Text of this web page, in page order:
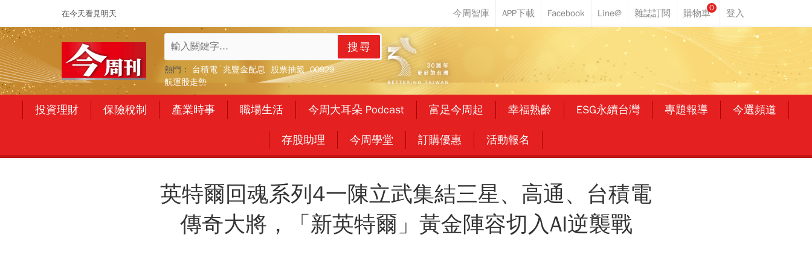
在今天看見明天
0
搜尋
熱門： 台積電 兆豐金配息 股票抽籤 00929
航運股走勢
投資理財 保險稅制 產業時事 職場生活 今周大耳朵 Podcast 富足今周起 幸福熟齡 ESG永續台灣 專題報導 今選頻道
存股助理 今周學堂 訂購優惠 活動報名
英特爾回魂系列4一陳立武集結三星、高通、台積電
傳奇大將，「新英特爾」黃金陣容切入AI逆襲戰